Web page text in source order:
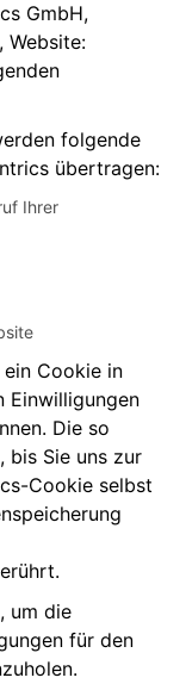
GmbH,
Website:
folgende
übertragen:
Ihrer
Cookie in
Einwilligungen
Die so
bis Sie uns zur
Cookie selbst
um die
für den